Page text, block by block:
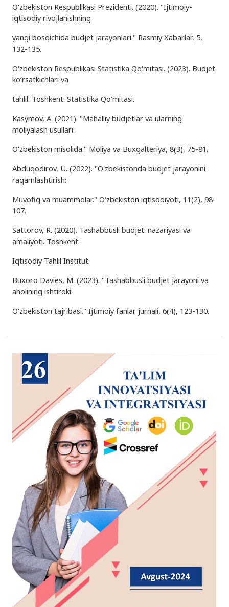
O‘zbekiston Respublikasi Prezidenti. (2020). "Ijtimoiy-
iqtisodiy rivojlanishning
yangi bosqichida budjet jarayonlari." Rasmiy Xabarlar, 5,
132-135.
O‘zbekiston Respublikasi Statistika Qo‘mitasi. (2023). Budjet
ko‘rsatkichlari va
tahlil. Toshkent: Statistika Qo‘mitasi.
Kasymov, A. (2021). "Mahalliy budjetlar va ularning
moliyalash usullari:
O‘zbekiston misolida." Moliya va Buxgalteriya, 8(3), 75-81.
Abduqodirov, U. (2022). "O'zbekistonda budjet jarayonini
raqamlashtirish:
Muvofiq va muammolar." O‘zbekiston iqtisodiyoti, 11(2), 98-
107.
Sattorov, R. (2020). Tashabbusli budjet: nazariyasi va
amaliyoti. Toshkent:
Iqtisodiy Tahlil Institut.
Buxoro Davies, M. (2023). "Tashabbusli budjet jarayoni va
aholining ishtiroki:
O‘zbekiston tajribasi." Ijtimoiy fanlar jurnali, 6(4), 123-130.